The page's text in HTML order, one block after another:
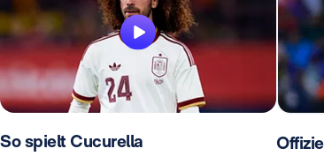
So spielt Cucurella